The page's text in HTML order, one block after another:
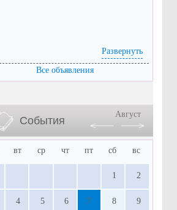
Развернуть
Все объявления
События
Август
вт ср чт пт сб вс
1 2
4 5 6 7 8 9